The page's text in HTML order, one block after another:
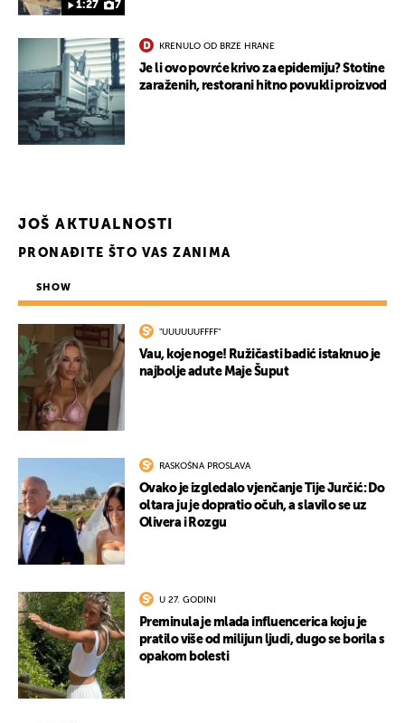
1:27 7
KRENULO OD BRZE HRANE
Je li ovo povrće krivo za epidemiju? Stotine
zaraženih, restorani hitno povukli proizvod
JOŠ AKTUALNOSTI
PRONAĐITE ŠTO VAS ZANIMA
SHOW
"UUUUUUFFFF"
Vau, koje noge! Ružičasti badić istaknuo je
najbolje adute Maje Šuput
RASKOŠNA PROSLAVA
Ovako je izgledalo vjenčanje Tije Jurčić: Do
oltara ju je dopratio očuh, a slavilo se uz
Olivera i Rozgu
U 27. GODINI
Preminula je mlada influencerica koju je
pratilo više od milijun ljudi, dugo se borila s
opakom bolesti